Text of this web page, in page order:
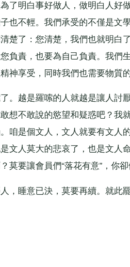
明白事好做人，做明白人好
也不輕。我們承受的不僅是文
楚了：您清楚，我們也就明白
負責，也要為自己負責。我們
神享受，同時我們也需要物質
越是羅嗦的人就越是讓人討
想不敢說的慾望和疑惑吧？我
咱是個文人，文人就要有文人
文人莫大的悲哀了，也是文人
莫要讓會員們“落花有意”，你卻
睡意已決，莫要再續。就此罷